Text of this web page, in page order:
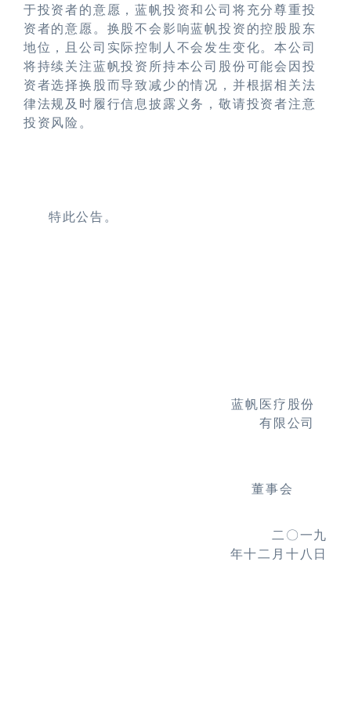
于投资者的意愿，蓝帆投资和公司将充分尊重投
资者的意愿。换股不会影响蓝帆投资的控股股东
地位，且公司实际控制人不会发生变化。本公司
将持续关注蓝帆投资所持本公司股份可能会因投
资者选择换股而导致减少的情况，并根据相关法
律法规及时履行信息披露义务，敬请投资者注意
投资风险。
特此公告。
蓝帆医疗股份
有限公司
董事会
二〇一九
年十二月十八日